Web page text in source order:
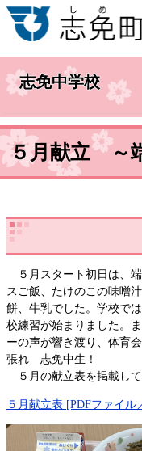
志免中学校
５月献立 ～
５月スタート初日は、
スご飯、たけのこの味噌
餅、牛乳でした。学校で
校練習が始まりました。
ーの声が響き渡り、体育
張れ 志免中生！
５月の献立表を掲載して
５月献立表 [PDFファイル